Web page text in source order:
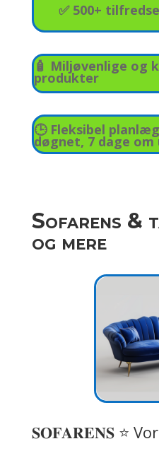
✅ 500+
🧴 Miljøvenlige og
produkter
🕒 Fleksibel
døgnet, 7 dage om
Sofarens &
og mere
𝐒𝐎𝐅𝐀𝐑𝐄𝐍𝐒 ⭐